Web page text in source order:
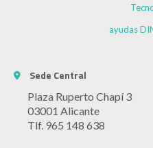
ayudas
Sede Central
Plaza Ruperto Chapí 3
03001 Alicante
Tlf. 965 148 638